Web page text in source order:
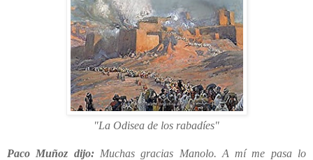
"La Odisea de los rabadíes"
Paco Muñoz dijo:Muchas gracias Manolo. A mí me pasa lo